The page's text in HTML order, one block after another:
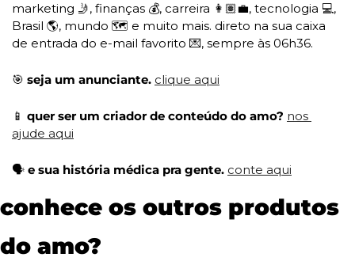
marketing 🤳, finanças 💰, carreira 👩🏽‍💼, tecnologia 💻,
Brasil 🌎, mundo 🗺️ e muito mais. direto na sua caixa
de entrada do e-mail favorito 💌, sempre às 06h36.
🎯 seja um anunciante. clique aqui
📱 quer ser um criador de conteúdo do amo? nos
ajude aqui
🗣️ e sua história médica pra gente. conte aqui
conhece os outros produtos
do amo?